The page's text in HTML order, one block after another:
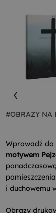
#OBRAZY NA
Wprowadź
motywem
i duchowemu
Obrazy